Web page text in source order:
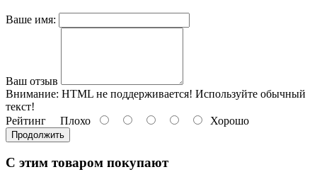
Ваше имя:
Ваш отзыв
Внимание: HTML не поддерживается! Используйте обычный
текст!
Рейтинг Плохо Хорошо
Продолжить
С этим товаром покупают